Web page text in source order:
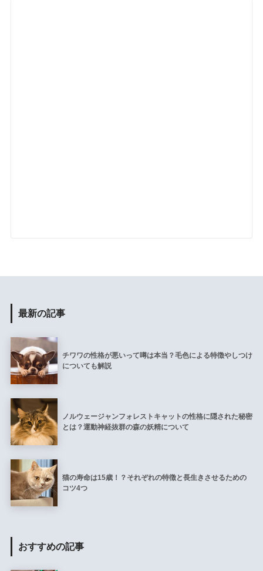
最新の記事
チワワの性格が悪いって噂は本当？毛色による特徴やしつけ
についても解説
ノルウェージャンフォレストキャットの性格に隠された秘密
とは？運動神経抜群の森の妖精について
猫の寿命は15歳！？それぞれの特徴と長生きさせるための
コツ4つ
おすすめの記事